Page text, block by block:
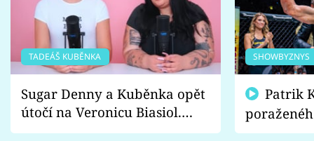
TADEÁŠ KUBĚNKA
Sugar Denny a Kuběnka opět
útočí na Veronicu Biasiol.
Proč je podle nich falešná a
SHOWBYZNYS
fanoušci